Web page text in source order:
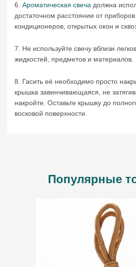
6. Ароматическая свеча должна
достаточном расстоянии от приборов
кондиционеров, открытых окон и
7. Не используйте свечу вблизи
жидкостей, предметов и материалов.
8. Гасить её необходимо просто
крышка завинчивающаяся, не
накройте. Оставьте крышку до
восковой поверхности.
Популярные